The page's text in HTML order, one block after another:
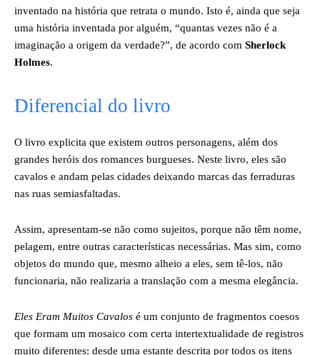
inventado na história que retrata o mundo. Isto é, ainda que seja
uma história inventada por alguém, “quantas vezes não é a
imaginação a origem da verdade?”, de acordo com Sherlock
Holmes.
Diferencial do livro
O livro explicita que existem outros personagens, além dos
grandes heróis dos romances burgueses. Neste livro, eles são
cavalos e andam pelas cidades deixando marcas das ferraduras
nas ruas semiasfaltadas.
Assim, apresentam-se não como sujeitos, porque não têm nome,
pelagem, entre outras características necessárias. Mas sim, como
objetos do mundo que, mesmo alheio a eles, sem tê-los, não
funcionaria, não realizaria a translação com a mesma elegância.
Eles Eram Muitos Cavalos é um conjunto de fragmentos coesos
que formam um mosaico com certa intertextualidade de registros
muito diferentes: desde uma estante descrita por todos os itens